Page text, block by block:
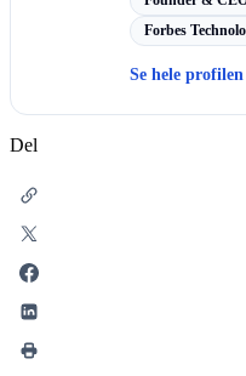
Forbes
Se hele profilen
Del